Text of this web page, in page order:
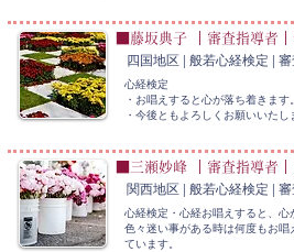
■藤坂典子 ｜審査指導者
四国地区 | 般若心経検定 |
心経検定
​・お唱えすると心が落ち着きます。
・今後ともよろしくお願いいたし
■三瀬妙峰 ｜審査指導者
関西地区 | 般若心経検定 |
心経検定・心経お唱えすると、心
色々迷い事がある時は何度もお
ています。​